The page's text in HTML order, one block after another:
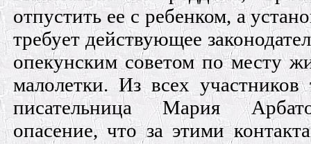
отпустить ее с ребенком, а
требует действующее
опекунским советом по месту
малолетки. Из всех участников
писательница Мария
опасение, что за этими